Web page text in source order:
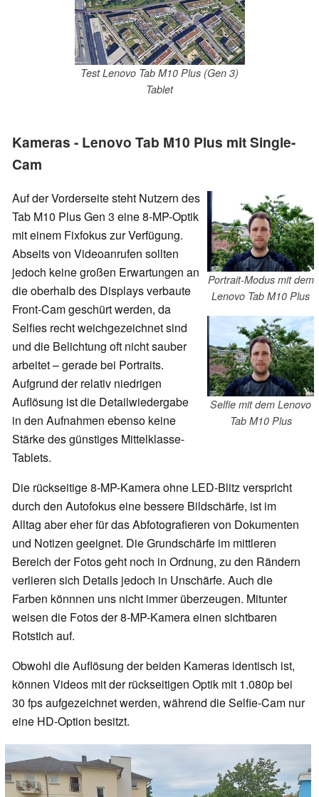
Test Lenovo Tab M10 Plus (Gen 3)
Tablet
Kameras - Lenovo Tab M10 Plus mit Single-
Cam
Portrait-Modus mit dem
Lenovo Tab M10 Plus
Selfie mit dem Lenovo
Tab M10 Plus
Auf der Vorderseite steht Nutzern des
Tab M10 Plus Gen 3 eine 8-MP-Optik
mit einem Fixfokus zur Verfügung.
Abseits von Videoanrufen sollten
jedoch keine großen Erwartungen an
die oberhalb des Displays verbaute
Front-Cam geschürt werden, da
Selfies recht weichgezeichnet sind
und die Belichtung oft nicht sauber
arbeitet – gerade bei Portraits.
Aufgrund der relativ niedrigen
Auflösung ist die Detailwiedergabe
in den Aufnahmen ebenso keine
Stärke des günstiges Mittelklasse-
Tablets.
Die rückseitige 8-MP-Kamera ohne LED-Blitz verspricht
durch den Autofokus eine bessere Bildschärfe, ist im
Alltag aber eher für das Abfotografieren von Dokumenten
und Notizen geeignet. Die Grundschärfe im mittleren
Bereich der Fotos geht noch in Ordnung, zu den Rändern
verlieren sich Details jedoch in Unschärfe. Auch die
Farben könnnen uns nicht immer überzeugen. Mitunter
weisen die Fotos der 8-MP-Kamera einen sichtbaren
Rotstich auf.
Obwohl die Auflösung der beiden Kameras identisch ist,
können Videos mit der rückseitigen Optik mit 1.080p bei
30 fps aufgezeichnet werden, während die Selfie-Cam nur
eine HD-Option besitzt.